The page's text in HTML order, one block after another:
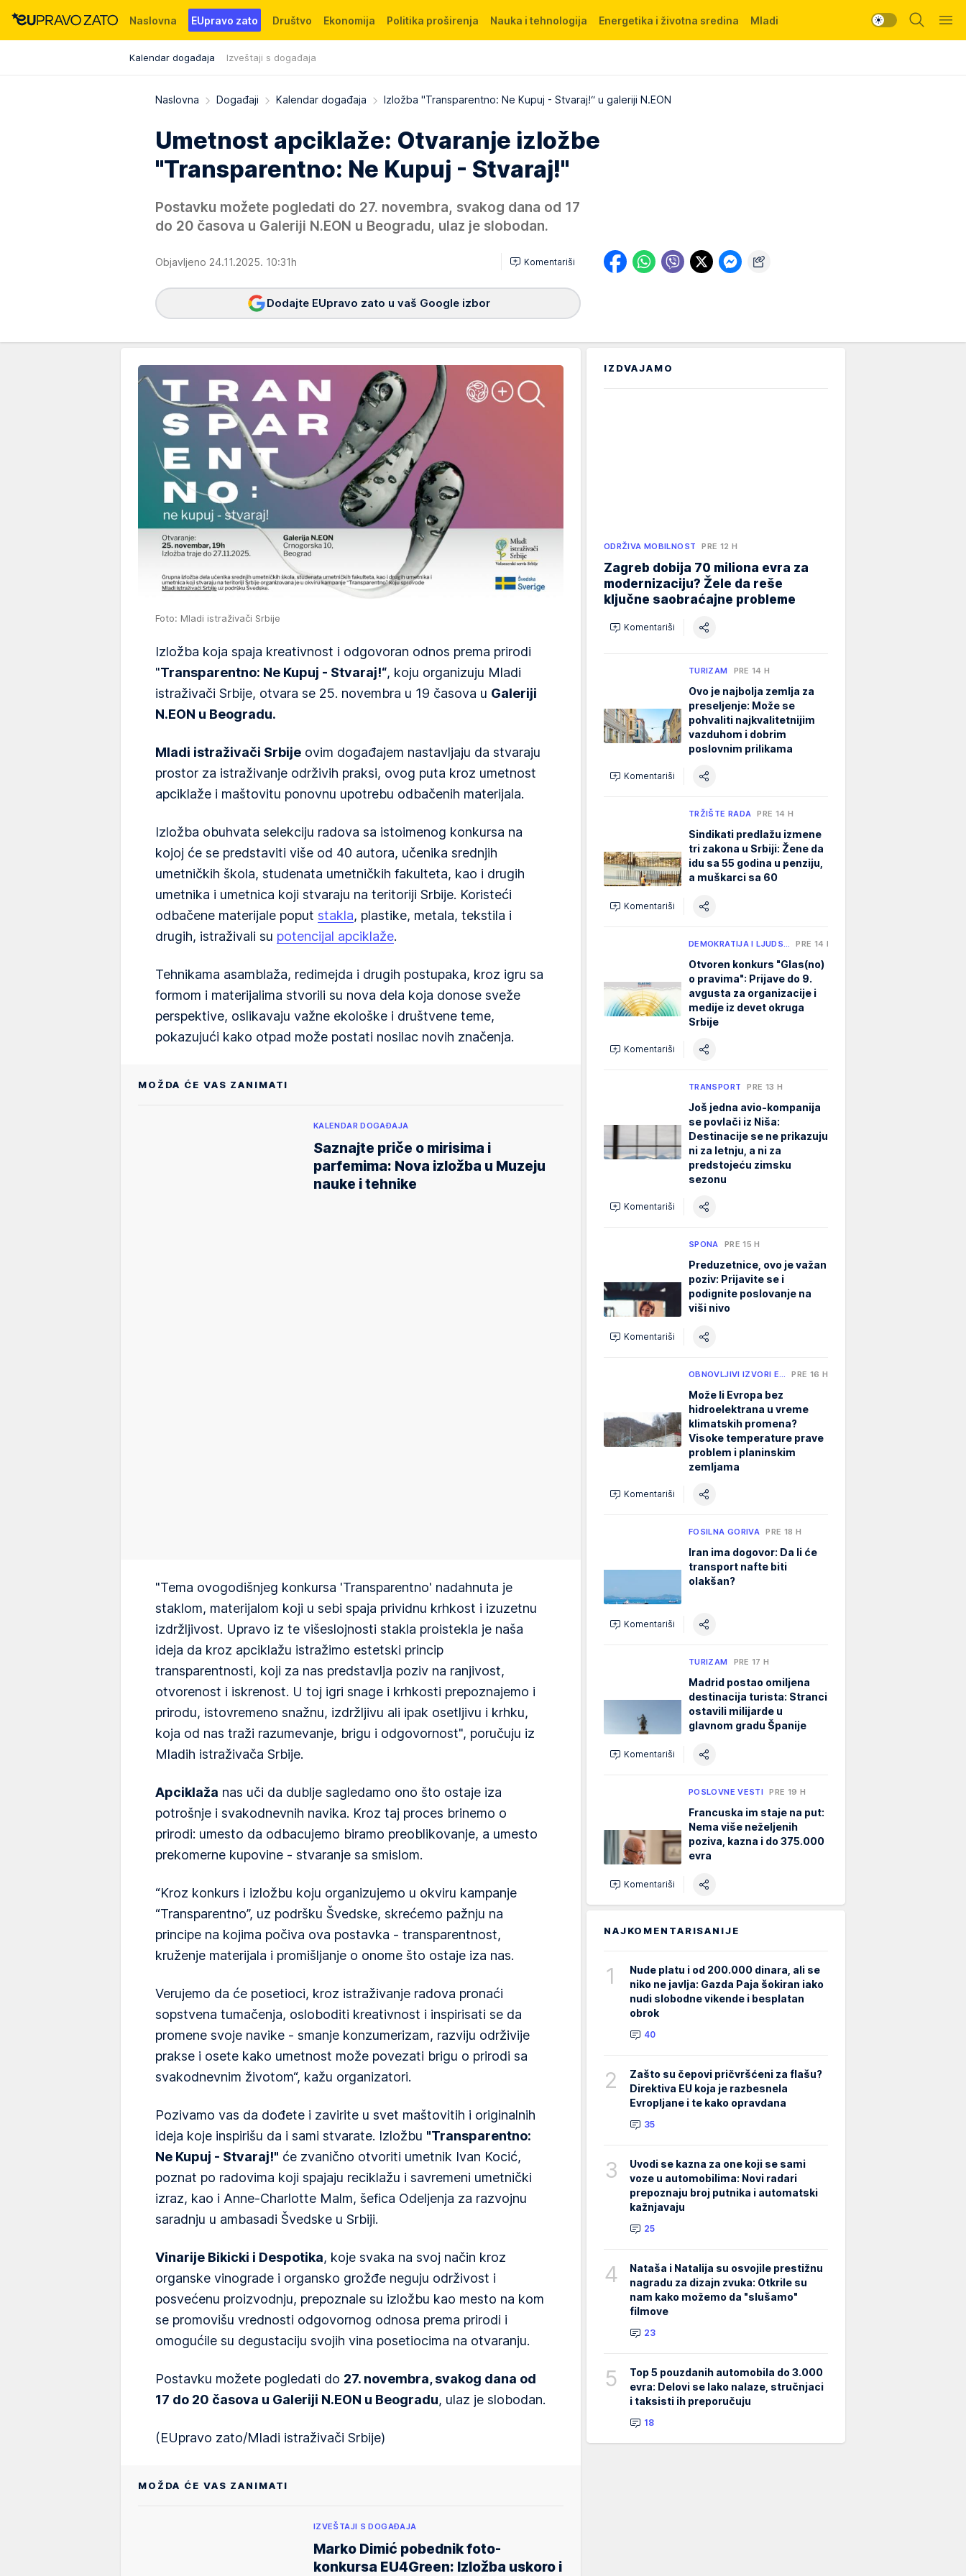
Naslovna EUpravo zato Društvo Ekonomija Politika proširenja Nauka i tehnologija Energetika i životna sredina Mladi
Događaji
Kalendar događaja Izveštaji s događaja
News WMG fondacija
Naslovna Događaji Kalendar događaja Izložba "Transparentno: Ne Kupuj - Stvaraj!“ u galeriji N.EON
Umetnost apciklaže: Otvaranje izložbe
"Transparentno: Ne Kupuj - Stvaraj!"
Postavku možete pogledati do 27. novembra, svakog dana od 17
do 20 časova u Galeriji N.EON u Beogradu, ulaz je slobodan.
Objavljeno 24.11.2025. 10:31h Komentariši
Dodajte EUpravo zato u vaš Google izbor
Foto: Mladi istraživači Srbije
Izložba koja spaja kreativnost i odgovoran odnos prema prirodi
"Transparentno: Ne Kupuj - Stvaraj!“, koju organizuju Mladi
istraživači Srbije, otvara se 25. novembra u 19 časova u Galeriji
N.EON u Beogradu.
Mladi istraživači Srbije ovim događajem nastavljaju da stvaraju
prostor za istraživanje održivih praksi, ovog puta kroz umetnost
apciklaže i maštovitu ponovnu upotrebu odbačenih materijala.
Izložba obuhvata selekciju radova sa istoimenog konkursa na
kojoj će se predstaviti više od 40 autora, učenika srednjih
umetničkih škola, studenata umetničkih fakulteta, kao i drugih
umetnika i umetnica koji stvaraju na teritoriji Srbije. Koristeći
odbačene materijale poput stakla, plastike, metala, tekstila i
drugih, istraživali su potencijal apciklaže.
Tehnikama asamblaža, redimejda i drugih postupaka, kroz igru sa
formom i materijalima stvorili su nova dela koja donose sveže
perspektive, oslikavaju važne ekološke i društvene teme,
pokazujući kako otpad može postati nosilac novih značenja.
MOŽDA ĆE VAS ZANIMATI
KALENDAR DOGAĐAJA
Saznajte priče o mirisima i
parfemima: Nova izložba u Muzeju
nauke i tehnike
"Tema ovogodišnjeg konkursa 'Transparentno' nadahnuta je
staklom, materijalom koji u sebi spaja prividnu krhkost i izuzetnu
izdržljivost. Upravo iz te višeslojnosti stakla proistekla je naša
ideja da kroz apciklažu istražimo estetski princip
transparentnosti, koji za nas predstavlja poziv na ranjivost,
otvorenost i iskrenost. U toj igri snage i krhkosti prepoznajemo i
prirodu, istovremeno snažnu, izdržljivu ali ipak osetljivu i krhku,
koja od nas traži razumevanje, brigu i odgovornost", poručuju iz
Mladih istraživača Srbije.
Apciklaža nas uči da dublje sagledamo ono što ostaje iza
potrošnje i svakodnevnih navika. Kroz taj proces brinemo o
prirodi: umesto da odbacujemo biramo preoblikovanje, a umesto
prekomerne kupovine - stvaranje sa smislom.
“Kroz konkurs i izložbu koju organizujemo u okviru kampanje
“Transparentno”, uz podršku Švedske, skrećemo pažnju na
principe na kojima počiva ova postavka - transparentnost,
kruženje materijala i promišljanje o onome što ostaje iza nas.
Verujemo da će posetioci, kroz istraživanje radova pronaći
sopstvena tumačenja, osloboditi kreativnost i inspirisati se da
promene svoje navike - smanje konzumerizam, razviju održivije
prakse i osete kako umetnost može povezati brigu o prirodi sa
svakodnevnim životom“, kažu organizatori.
Pozivamo vas da dođete i zavirite u svet maštovitih i originalnih
ideja koje inspirišu da i sami stvarate. Izložbu "Transparentno:
Ne Kupuj - Stvaraj!" će zvanično otvoriti umetnik Ivan Kocić,
poznat po radovima koji spajaju reciklažu i savremeni umetnički
izraz, kao i Anne-Charlotte Malm, šefica Odeljenja za razvojnu
saradnju u ambasadi Švedske u Srbiji.
Vinarije Bikicki i Despotika, koje svaka na svoj način kroz
organske vinograde i organsko grožđe neguju održivost i
posvećenu proizvodnju, prepoznale su izložbu kao mesto na kom
se promovišu vrednosti odgovornog odnosa prema prirodi i
omogućile su degustaciju svojih vina posetiocima na otvaranju.
Postavku možete pogledati do 27. novembra, svakog dana od
17 do 20 časova u Galeriji N.EON u Beogradu, ulaz je slobodan.
(EUpravo zato/Mladi istraživači Srbije)
MOŽDA ĆE VAS ZANIMATI
IZVEŠTAJI S DOGAĐAJA
Marko Dimić pobednik foto-
konkursa EU4Green: Izložba uskoro i
IZDVAJAMO
ODRŽIVA MOBILNOST PRE 12 H
Zagreb dobija 70 miliona evra za
modernizaciju? Žele da reše
ključne saobraćajne probleme
Komentariši
TURIZAM PRE 14 H
Ovo je najbolja zemlja za
preseljenje: Može se
pohvaliti najkvalitetnijim
vazduhom i dobrim
poslovnim prilikama
Komentariši
TRŽIŠTE RADA PRE 14 H
Sindikati predlažu izmene
tri zakona u Srbiji: Žene da
idu sa 55 godina u penziju,
a muškarci sa 60
Komentariši
DEMOKRATIJA I LJUDS… PRE 14 H
Otvoren konkurs "Glas(no)
o pravima": Prijave do 9.
avgusta za organizacije i
medije iz devet okruga
Srbije
Komentariši
TRANSPORT PRE 13 H
Još jedna avio-kompanija
se povlači iz Niša:
Destinacije se ne prikazuju
ni za letnju, a ni za
predstojeću zimsku
sezonu
Komentariši
SPONA PRE 15 H
Preduzetnice, ovo je važan
poziv: Prijavite se i
podignite poslovanje na
viši nivo
Komentariši
OBNOVLJIVI IZVORI E… PRE 16 H
Može li Evropa bez
hidroelektrana u vreme
klimatskih promena?
Visoke temperature prave
problem i planinskim
zemljama
Komentariši
FOSILNA GORIVA PRE 18 H
Iran ima dogovor: Da li će
transport nafte biti
olakšan?
Komentariši
TURIZAM PRE 17 H
Madrid postao omiljena
destinacija turista: Stranci
ostavili milijarde u
glavnom gradu Španije
Komentariši
POSLOVNE VESTI PRE 19 H
Francuska im staje na put:
Nema više neželjenih
poziva, kazna i do 375.000
evra
Komentariši
NAJKOMENTARISANIJE
1
Nude platu i od 200.000 dinara, ali se
niko ne javlja: Gazda Paja šokiran iako
nudi slobodne vikende i besplatan
obrok
40
2
Zašto su čepovi pričvršćeni za flašu?
Direktiva EU koja je razbesnela
Evropljane i te kako opravdana
35
3
Uvodi se kazna za one koji se sami
voze u automobilima: Novi radari
prepoznaju broj putnika i automatski
kažnjavaju
25
4
Nataša i Natalija su osvojile prestižnu
nagradu za dizajn zvuka: Otkrile su
nam kako možemo da "slušamo"
filmove
23
5
Top 5 pouzdanih automobila do 3.000
evra: Delovi se lako nalaze, stručnjaci
i taksisti ih preporučuju
18